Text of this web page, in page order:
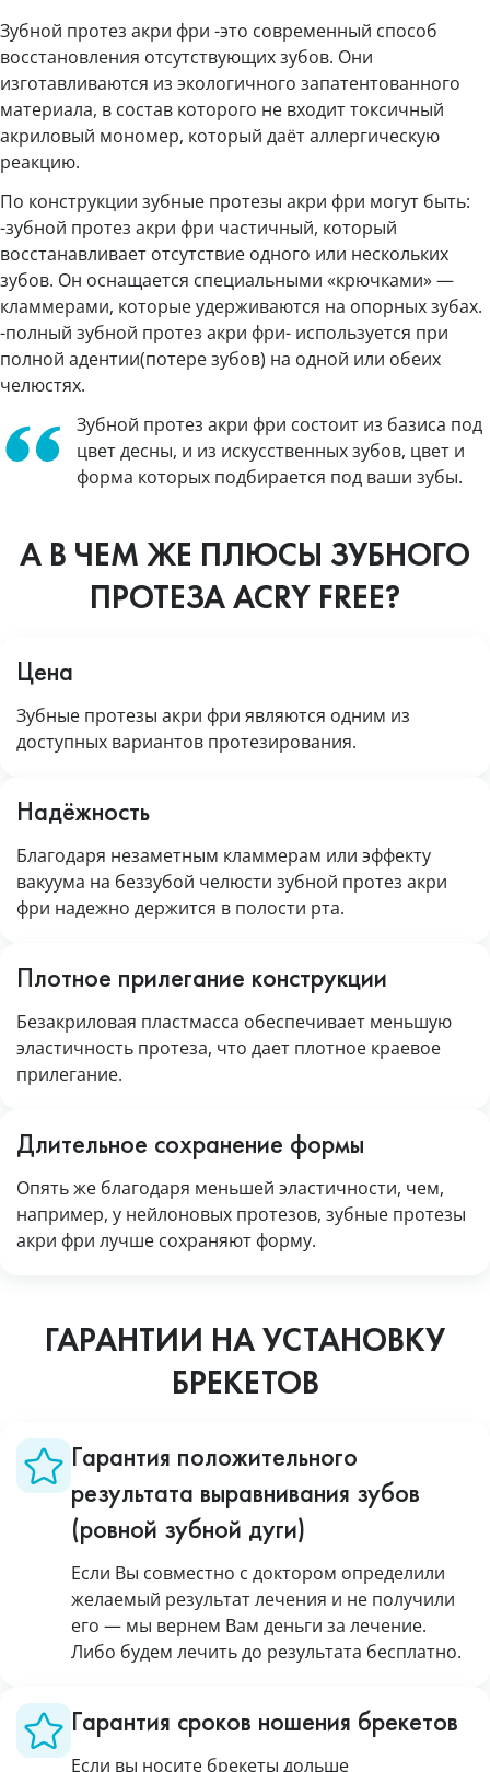
Зубной протез акри фри -это современный способ
восстановления отсутствующих зубов. Они
изготавливаются из экологичного запатентованного
материала, в состав которого не входит токсичный
акриловый мономер, который даёт аллергическую
реакцию.
По конструкции зубные протезы акри фри могут быть:
-зубной протез акри фри частичный, который
восстанавливает отсутствие одного или нескольких
зубов. Он оснащается специальными «крючками» —
кламмерами, которые удерживаются на опорных зубах.
-полный зубной протез акри фри- используется при
полной адентии(потере зубов) на одной или обеих
челюстях.
Зубной протез акри фри состоит из базиса под
цвет десны, и из искусственных зубов, цвет и
форма которых подбирается под ваши зубы.
А В ЧЕМ ЖЕ ПЛЮСЫ ЗУБНОГО
ПРОТЕЗА ACRY FREE?
Цена
Зубные протезы акри фри являются одним из
доступных вариантов протезирования.
Надёжность
Благодаря незаметным кламмерам или эффекту
вакуума на беззубой челюсти зубной протез акри
фри надежно держится в полости рта.
Плотное прилегание конструкции
Безакриловая пластмасса обеспечивает меньшую
эластичность протеза, что дает плотное краевое
прилегание.
Длительное сохранение формы
Опять же благодаря меньшей эластичности, чем,
например, у нейлоновых протезов, зубные протезы
акри фри лучше сохраняют форму.
ГАРАНТИИ НА УСТАНОВКУ
БРЕКЕТОВ
Гарантия положительного
результата выравнивания зубов
(ровной зубной дуги)
Если Вы совместно с доктором определили
желаемый результат лечения и не получили
его — мы вернем Вам деньги за лечение.
Либо будем лечить до результата бесплатно.
Гарантия сроков ношения брекетов
Если вы носите брекеты дольше